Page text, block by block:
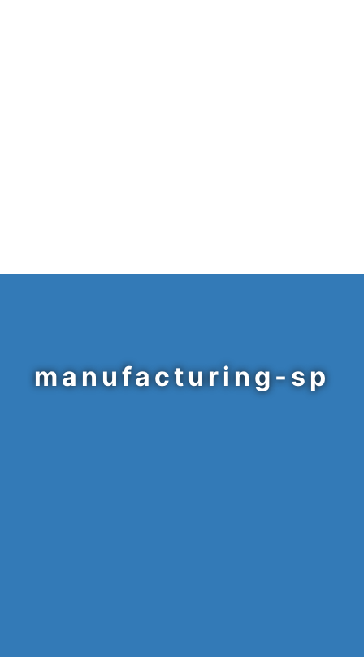
manufacturing-sp